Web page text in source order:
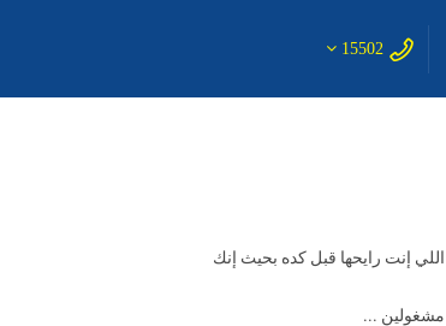
15502
إنت رايحها قبل كده بحيث إنك
مشغولين ...